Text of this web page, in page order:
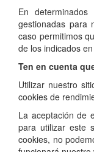
En
gestionadas para
caso permitimos
de los indicados
Ten en cuenta
Utilizar nuestro
cookies de
La aceptación de
para utilizar este
cookies, no